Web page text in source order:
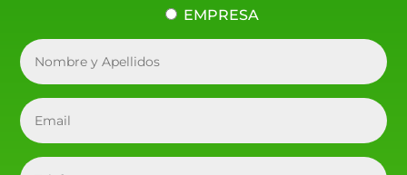
EMPRESA